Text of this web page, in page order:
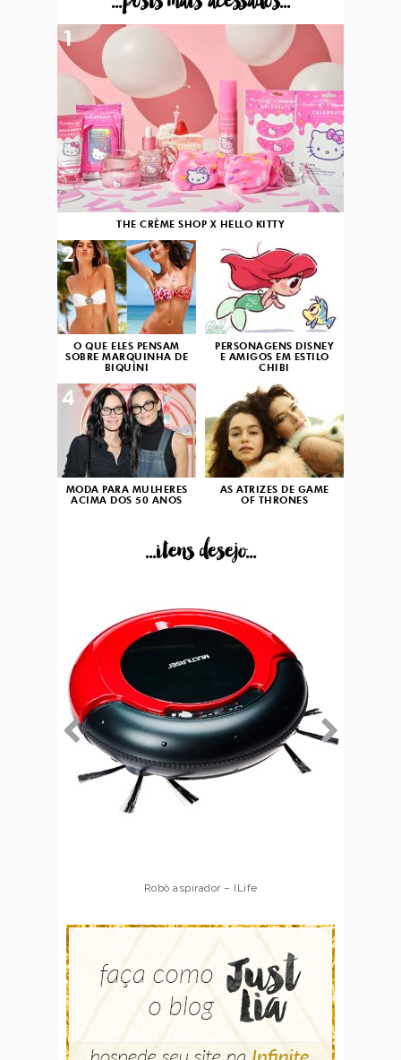
THE CRÈME SHOP X HELLO KITTY
1
O QUE ELES PENSAM
SOBRE MARQUINHA DE
BIQUÍNI
2
PERSONAGENS DISNEY
E AMIGOS EM ESTILO
CHIBI
3
MODA PARA MULHERES
ACIMA DOS 50 ANOS
4
AS ATRIZES DE GAME
OF THRONES
...itens desejo...
Robô aspirador – Multilaser